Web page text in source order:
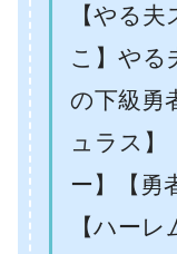
【やる
こ】やる
の下級勇
ュラス】
ー】【勇
【ハー